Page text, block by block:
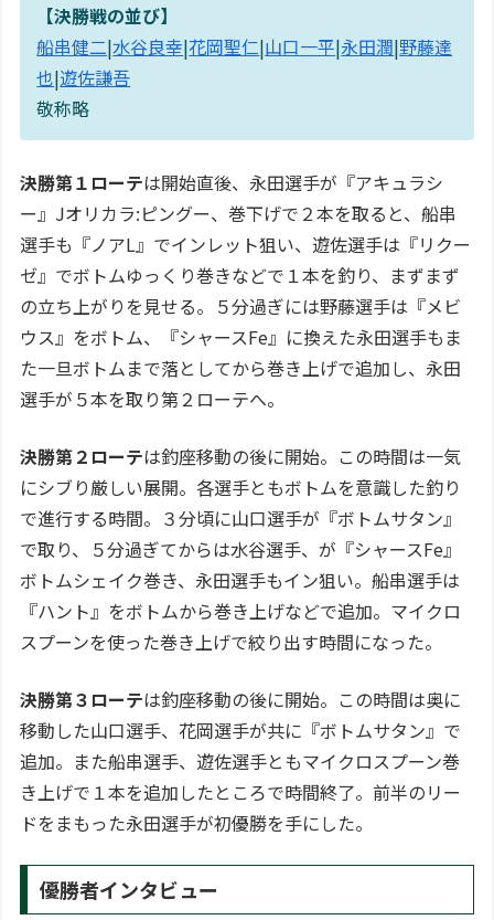
【決勝戦の並び】
船串健二|水谷良幸|花岡聖仁|山口一平|永田潤|野藤達
也|遊佐謙吾
敬称略
決勝第１ローテは開始直後、永田選手が『アキュラシ
ー』Jオリカラ:ピングー、巻下げで２本を取ると、船串
選手も『ノアL』でインレット狙い、遊佐選手は『リクー
ゼ』でボトムゆっくり巻きなどで１本を釣り、まずまず
の立ち上がりを見せる。５分過ぎには野藤選手は『メビ
ウス』をボトム、『シャースFe』に換えた永田選手もま
た一旦ボトムまで落としてから巻き上げで追加し、永田
選手が５本を取り第２ローテへ。
決勝第２ローテは釣座移動の後に開始。この時間は一気
にシブり厳しい展開。各選手ともボトムを意識した釣り
で進行する時間。３分頃に山口選手が『ボトムサタン』
で取り、５分過ぎてからは水谷選手、が『シャースFe』
ボトムシェイク巻き、永田選手もイン狙い。船串選手は
『ハント』をボトムから巻き上げなどで追加。マイクロ
スプーンを使った巻き上げで絞り出す時間になった。
決勝第３ローテは釣座移動の後に開始。この時間は奥に
移動した山口選手、花岡選手が共に『ボトムサタン』で
追加。また船串選手、遊佐選手ともマイクロスプーン巻
き上げで１本を追加したところで時間終了。前半のリー
ドをまもった永田選手が初優勝を手にした。
優勝者インタビュー